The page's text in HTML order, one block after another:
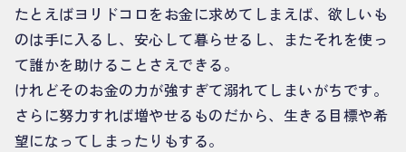
たとえばヨリドコロをお金に求めてしまえば、欲しいも
のは手に入るし、安心して暮らせるし、またそれを使っ
て誰かを助けることさえできる。
けれどそのお金の力が強すぎて溺れてしまいがちです。
さらに努力すれば増やせるものだから、生きる目標や希
望になってしまったりもする。